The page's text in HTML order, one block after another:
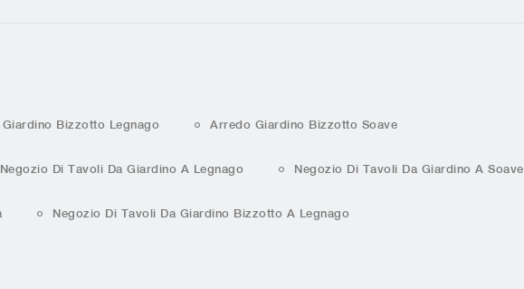
Bizzotto Legnago Arredo Giardino Bizzotto Soave
Negozio Di Tavoli Da Giardino A Legnago Negozio Di Tavoli Da Giardino A Soave
Negozio Di Tavoli Da Giardino Bizzotto A Legnago